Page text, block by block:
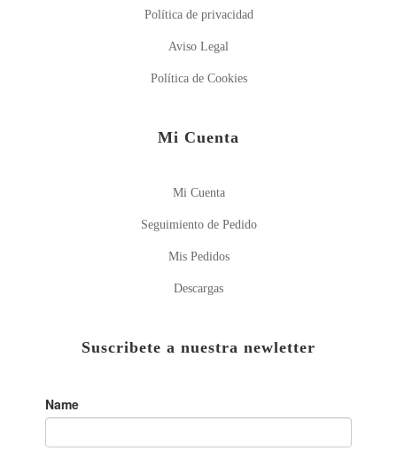
Política de privacidad
Aviso Legal
Política de Cookies
Mi Cuenta
Mi Cuenta
Seguimiento de Pedido
Mis Pedidos
Descargas
Suscribete a nuestra newletter